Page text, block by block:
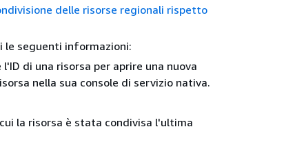
delle risorse regionali rispetto
le seguenti informazioni:
di una risorsa per aprire una nuova
nella sua console di servizio nativa.
la risorsa è stata condivisa l'ultima